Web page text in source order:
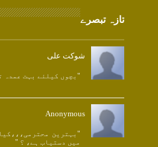
تازہ تبصرے
شوکت علی
"بچوں کیلئے بہت عمدہ
Anonymous
"بہترین
میں دستیاب ہے، ؟ "